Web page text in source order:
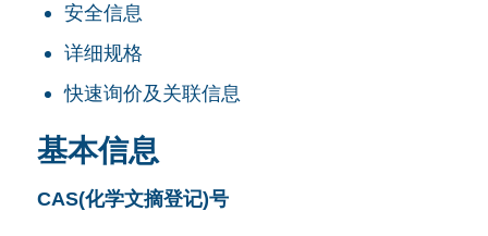
安全信息
详细规格
快速询价及关联信息
基本信息
CAS(化学文摘登记)号